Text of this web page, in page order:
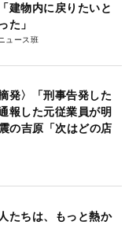
建物内に戻りたいと
た」
ュース班
発〉「刑事告発した
報した元従業員が明
の吉原「次はどの店
たちは、もっと熱か